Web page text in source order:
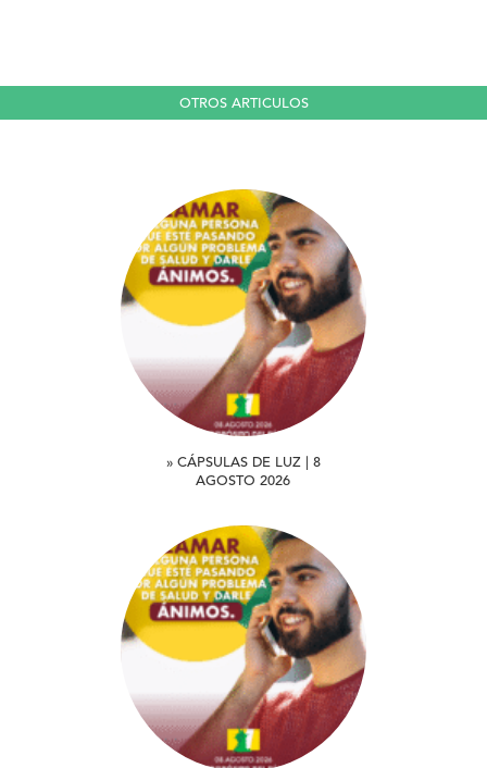
OTROS ARTICULOS
» CÁPSULAS DE LUZ | 8
AGOSTO 2026